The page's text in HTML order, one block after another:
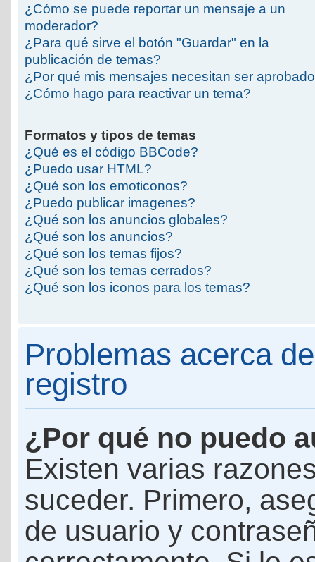
¿Cómo se puede reportar un mensaje a un
moderador?
¿Para qué sirve el botón "Guardar" en la
publicación de temas?
¿Por qué mis mensajes necesitan ser
¿Cómo hago para reactivar un tema?
Formatos y tipos de temas
¿Qué es el código BBCode?
¿Puedo usar HTML?
¿Qué son los emoticonos?
¿Puedo publicar imagenes?
¿Qué son los anuncios globales?
¿Qué son los anuncios?
¿Qué son los temas fijos?
¿Qué son los temas cerrados?
¿Qué son los iconos para los temas?
Problemas acerca
registro
¿Por qué no puedo
Existen varias
suceder. Primero,
de usuario y